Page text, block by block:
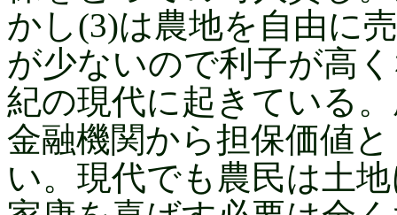
かし(3)は農地を自由に
が少ないので利子が高
紀の現代に起きている
金融機関から担保価値
い。現代でも農民は土